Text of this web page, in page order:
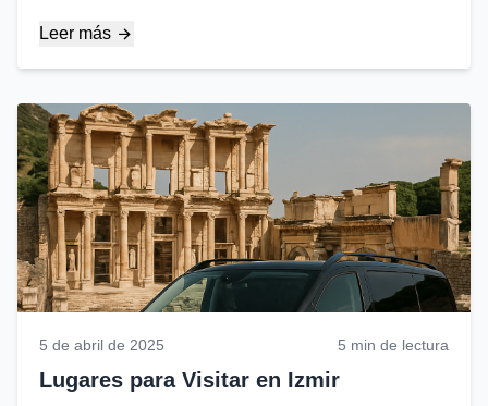
está la comparación...
Leer más
5 de abril de 2025 5 min de lectura
Lugares para Visitar en Izmir